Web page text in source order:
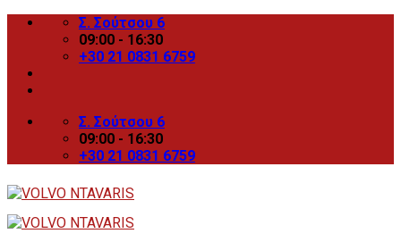
Skip
Σ. Σούτσου 6
09:00 - 16:30
+30 21 0831 6759
Σ. Σούτσου 6
09:00 - 16:30
+30 21 0831 6759